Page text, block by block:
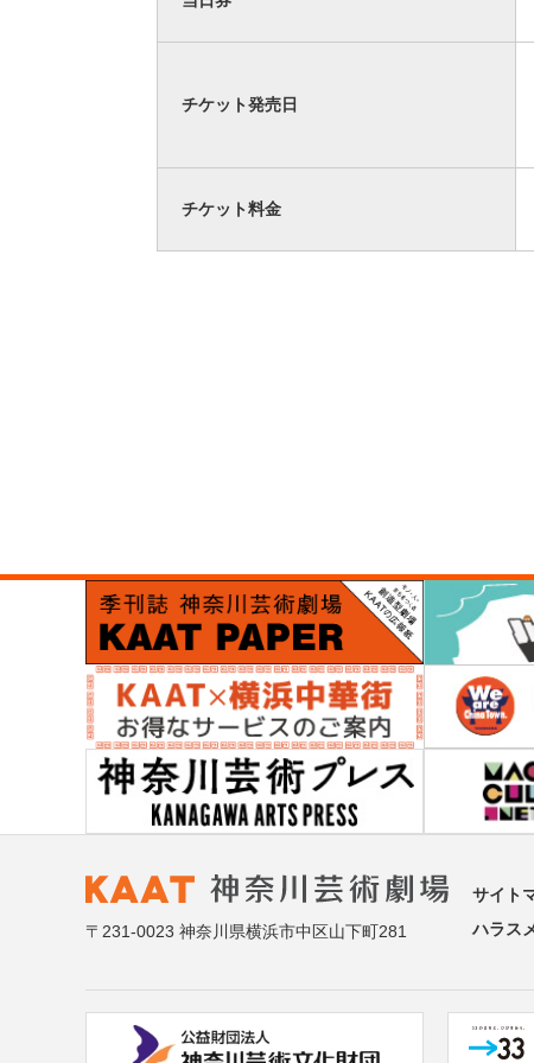
チケット発売日
チケット料金
〒231-0023 神奈川県横浜市中区山下町281
サイト
ハラス